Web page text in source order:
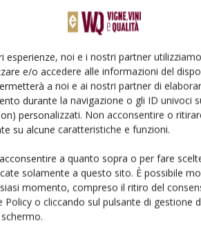
esperienze, noi e i nostri partner
e/o accedere alle informazioni del
a noi e ai nostri partner di
durante la navigazione o gli ID univoci
personalizzati. Non acconsentire o
su alcune caratteristiche e funzioni.
a quanto sopra o per fare
solamente a questo sito. È possibile
momento, compreso il ritiro del
Policy o cliccando sul pulsante di gestione
dell'economia allargata che ruota
diverse componenti, da quelle legate
ecosistemici a quelle culturali. E'
identità, la sua vocazionalità,
di buona qualità, ricorrendo a
del territorio. Si tratta di tutti quegli
A questo modello di sviluppo
si vorrebbe realizzare dopo il 2020".
Vasco Boatto , Università degli Stdi di